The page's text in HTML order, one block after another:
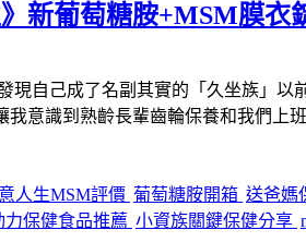
新葡萄糖胺+MSM膜
自己成了名副其實的「久坐族」 以
我意識到 熟齡長輩齒輪保養和我們上
人生MSM評價 葡萄糖胺開箱 送爸媽
力保健食品推薦 小資族關鍵保健分享